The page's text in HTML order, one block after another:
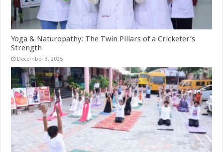
Yoga & Naturopathy: The Twin Pillars of a Cricketer’s
Strength
December 3, 2025